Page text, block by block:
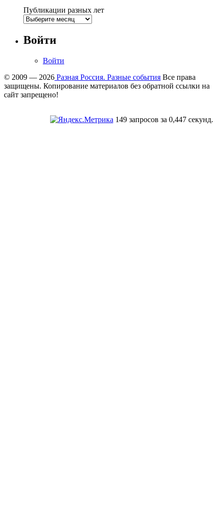
Публикации разных лет
Войти
Войти
© 2009 — 2026 Разная Россия. Разные события Все права
защищены. Копирование материалов без обратной ссылки на
сайт запрещено!
149 запросов за 0,447 секунд.